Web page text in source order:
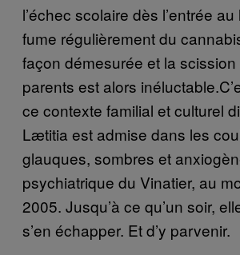
l’échec scolaire dès l’entrée
fume régulièrement du
façon démesurée et la
parents est alors
ce contexte familial et culturel
Lætitia est admise dans les
glauques, sombres et
psychiatrique du Vinatier, au
2005. Jusqu’à ce qu’un soir,
s’en échapper. Et d’y parvenir.